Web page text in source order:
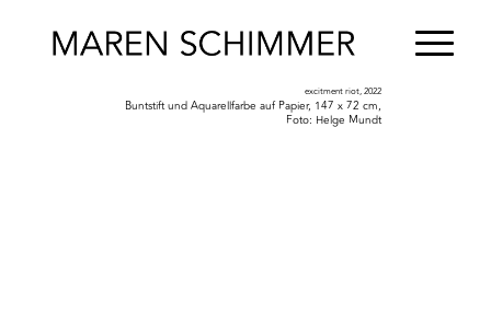
excitment riot, 2022
Buntstift und Aquarellfarbe auf Papier, 147 x 72 cm,
Foto: Helge Mundt